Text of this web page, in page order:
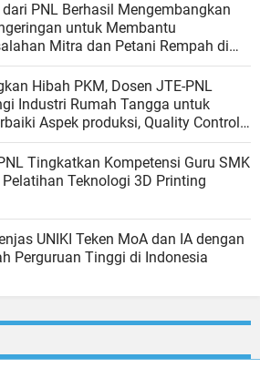
PNL Berhasil Mengembangkan
untuk Membantu
Mitra dan Petani Rempah di
Hibah PKM, Dosen JTE-PNL
Industri Rumah Tangga untuk
Aspek produksi, Quality Control
Tingkatkan Kompetensi Guru SMK
Teknologi 3D Printing
UNIKI Teken MoA dan IA dengan
Perguruan Tinggi di Indonesia